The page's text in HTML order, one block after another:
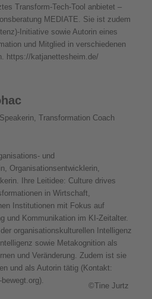
Transform-Tech-Tool anbietet –
MEDIATE. Sie ist zudem
Initiative sowie Autorin eines
und Mitglied in verschiedenen
https://katjanettesheim.de/
©Tine Jurtz
Transformation Coach
und
Organisationsentwicklerin,
Ihre Leitidee: Culture drives
in Wirtschaft,
Institutionen mit Fokus auf
und Kommunikation im KI-Zeitalter.
organisationskulturellen Intelligenz
sowie Metakognition als
und Veränderung. Zudem ist sie
und als Autorin tätig (Kontakt: